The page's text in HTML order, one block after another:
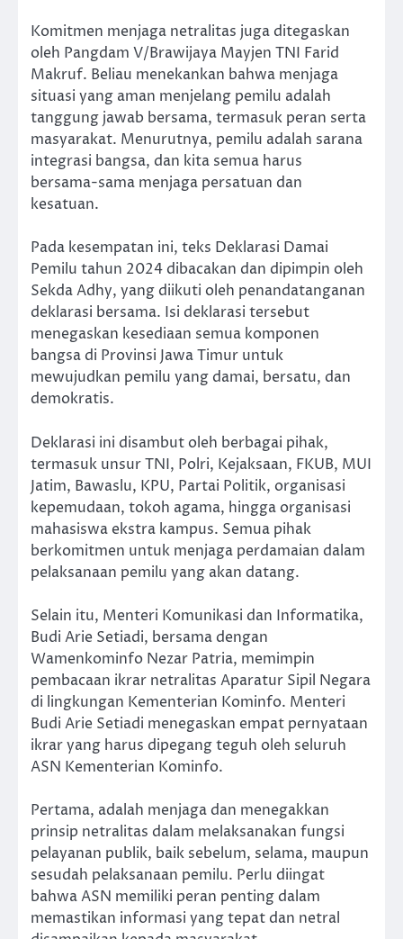
Komitmen menjaga netralitas juga ditegaskan
oleh Pangdam V/Brawijaya Mayjen TNI Farid
Makruf. Beliau menekankan bahwa menjaga
situasi yang aman menjelang pemilu adalah
tanggung jawab bersama, termasuk peran serta
masyarakat. Menurutnya, pemilu adalah sarana
integrasi bangsa, dan kita semua harus
bersama-sama menjaga persatuan dan
kesatuan.
Pada kesempatan ini, teks Deklarasi Damai
Pemilu tahun 2024 dibacakan dan dipimpin oleh
Sekda Adhy, yang diikuti oleh penandatanganan
deklarasi bersama. Isi deklarasi tersebut
menegaskan kesediaan semua komponen
bangsa di Provinsi Jawa Timur untuk
mewujudkan pemilu yang damai, bersatu, dan
demokratis.
Deklarasi ini disambut oleh berbagai pihak,
termasuk unsur TNI, Polri, Kejaksaan, FKUB, MUI
Jatim, Bawaslu, KPU, Partai Politik, organisasi
kepemudaan, tokoh agama, hingga organisasi
mahasiswa ekstra kampus. Semua pihak
berkomitmen untuk menjaga perdamaian dalam
pelaksanaan pemilu yang akan datang.
Selain itu, Menteri Komunikasi dan Informatika,
Budi Arie Setiadi, bersama dengan
Wamenkominfo Nezar Patria, memimpin
pembacaan ikrar netralitas Aparatur Sipil Negara
di lingkungan Kementerian Kominfo. Menteri
Budi Arie Setiadi menegaskan empat pernyataan
ikrar yang harus dipegang teguh oleh seluruh
ASN Kementerian Kominfo.
Pertama, adalah menjaga dan menegakkan
prinsip netralitas dalam melaksanakan fungsi
pelayanan publik, baik sebelum, selama, maupun
sesudah pelaksanaan pemilu. Perlu diingat
bahwa ASN memiliki peran penting dalam
memastikan informasi yang tepat dan netral